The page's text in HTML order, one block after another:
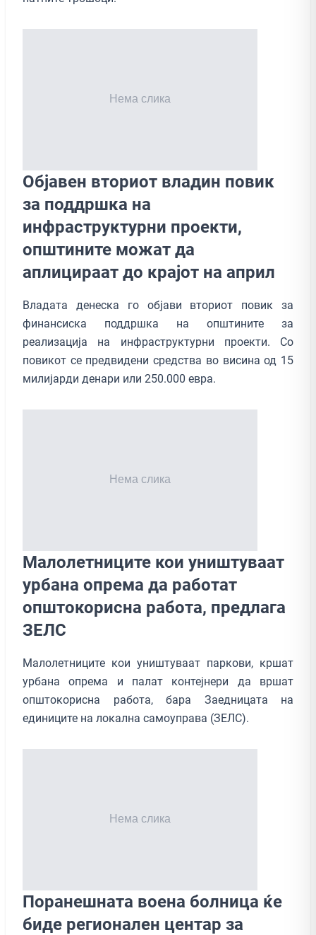
Објавен вториот владин повик
за поддршка на
инфраструктурни проекти,
општините можат да
аплицираат до крајот на април
Владата денеска го објави вториот повик за
финансиска поддршка на општините за
реализација на инфраструктурни проекти. Со
повикот се предвидени средства во висина од 15
милијарди денари или 250.000 евра.
Малолетниците кои уништуваат
урбана опрема да работат
општокорисна работа, предлага
ЗЕЛС
Малолетниците кои уништуваат паркови, кршат
урбана опрема и палат контејнери да вршат
општокорисна работа, бара Заедницата на
единиците на локална самоуправа (ЗЕЛС).
Поранешната воена болница ќе
биде регионален центар за